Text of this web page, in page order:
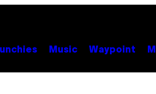
Music Waypoint